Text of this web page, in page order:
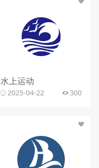
水上运动
2025-04-22 300